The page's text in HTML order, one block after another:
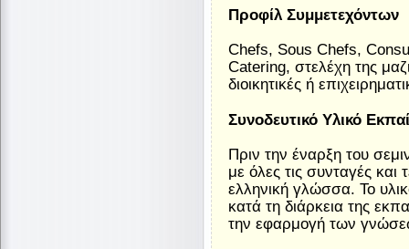
Προφίλ Συμμετεχόντων
Chefs, Sous Chefs,
Catering, στελέχη της
διοικητικές ή
Συνοδευτικό Υλικό
Πριν την έναρξη του
με όλες τις συνταγές
ελληνική γλώσσα. Το
κατά τη διάρκεια της
την εφαρμογή των